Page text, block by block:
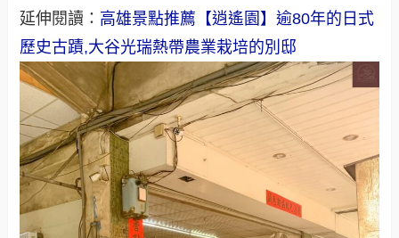
延伸閱讀： 高雄景點推薦【逍遙園】逾80年的日式
歷史古蹟,大谷光瑞熱帶農業栽培的別邸